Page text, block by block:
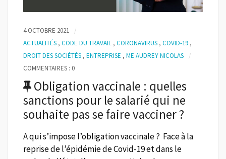
4 OCTOBRE 2021
ACTUALITÉS , CODE DU TRAVAIL , CORONAVIRUS , COVID-19 ,
DROIT DES SOCIÉTÉS , ENTREPRISE , ME AUDREY NICOLAS
COMMENTAIRES : 0
Obligation vaccinale : quelles
sanctions pour le salarié qui ne
souhaite pas se faire vacciner ?
A qui s’impose l’obligation vaccinale ? Face à la
reprise de l’épidémie de Covid-19 et dans le